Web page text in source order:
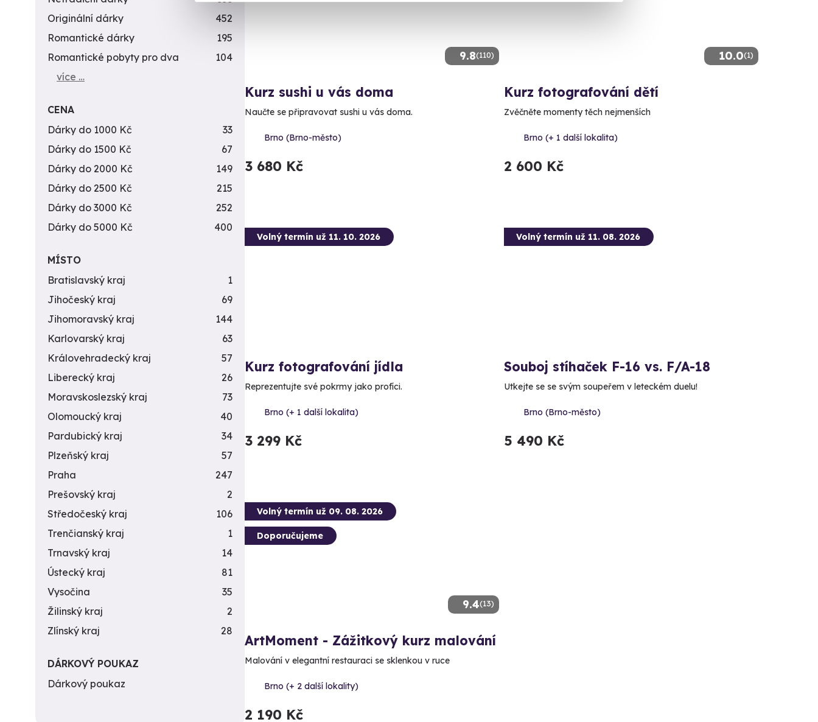
9.8(110)
Kurz sushi u vás doma
Naučte se připravovat sushi u vás doma.
Brno (Brno-město)
3 680 Kč
10.0(1)
Kurz fotografování dětí
Zvěčněte momenty těch nejmenších
Brno (+ 1 další lokalita)
2 600 Kč
Volný termín už 11. 10. 2026
Kurz fotografování jídla
Reprezentujte své pokrmy jako profíci.
Brno (+ 1 další lokalita)
3 299 Kč
Volný termín už 11. 08. 2026
Souboj stíhaček F-16 vs. F/A-18
Utkejte se se svým soupeřem v leteckém duelu!
Brno (Brno-město)
5 490 Kč
9.4(13)
Volný termín už 09. 08. 2026
Doporučujeme
ArtMoment - Zážitkový kurz malování
Malování v elegantní restauraci se sklenkou v ruce
Brno (+ 2 další lokality)
2 190 Kč
Originální dárky
452
Romantické dárky
195
Romantické pobyty pro dva
104
více …
CENA
Dárky do 1000 Kč
33
Dárky do 1500 Kč
67
Dárky do 2000 Kč
149
Dárky do 2500 Kč
215
Dárky do 3000 Kč
252
Dárky do 5000 Kč
400
MÍSTO
Bratislavský kraj
1
Jihočeský kraj
69
Jihomoravský kraj
144
Karlovarský kraj
63
Královehradecký kraj
57
Liberecký kraj
26
Moravskoslezský kraj
73
Olomoucký kraj
40
Pardubický kraj
34
Plzeňský kraj
57
Praha
247
Prešovský kraj
2
Středočeský kraj
106
Trenčianský kraj
1
Trnavský kraj
14
Ústecký kraj
81
Vysočina
35
Žilinský kraj
2
Zlínský kraj
28
DÁRKOVÝ POUKAZ
Dárkový poukaz